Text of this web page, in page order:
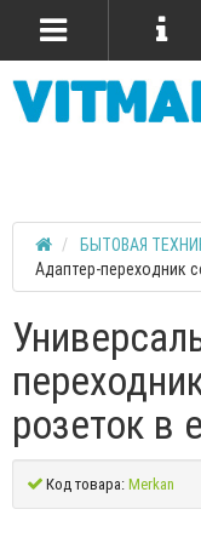
БЫТОВАЯ
Адаптер-переходник
розеток в
Код товара:Merkan